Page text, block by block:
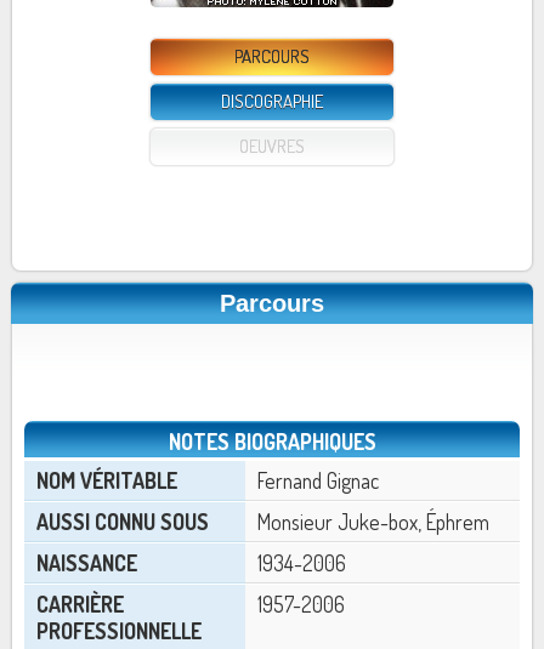
PARCOURS
DISCOGRAPHIE
OEUVRES
Parcours
NOTES BIOGRAPHIQUES
NOM VÉRITABLE
Fernand Gignac
AUSSI CONNU SOUS
Monsieur Juke-box, Éphrem
NAISSANCE
1934-2006
CARRIÈRE
PROFESSIONNELLE
1957-2006